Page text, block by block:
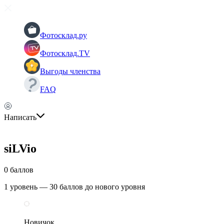
Фотосклад.ру
Фотосклад.TV
Выгоды членства
FAQ
Написать
siLVio
0 баллов
1 уровень — 30 баллов до нового уровня
Новичок